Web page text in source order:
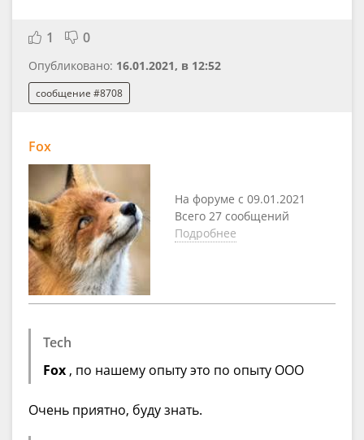
1 0
Опубликовано: 16.01.2021, в 12:52
сообщение #8708
Fox
На форуме с 09.01.2021
Всего 27 сообщений
Подробнее
Tech
Fox, по нашему опыту это по опыту ООО
Очень приятно, буду знать.